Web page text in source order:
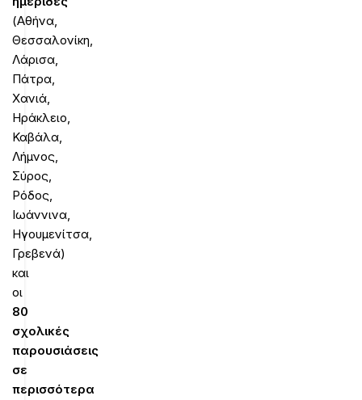
(Αθήνα,
Θεσσαλονίκη,
Λάρισα,
Πάτρα,
Χανιά,
Ηράκλειο,
Καβάλα,
Λήμνος,
Σύρος,
Ρόδος,
Ιωάννινα,
Ηγουμενίτσα,
Γρεβενά)
και
οι
80
σχολικές
παρουσιάσεις
σε
περισσότερα